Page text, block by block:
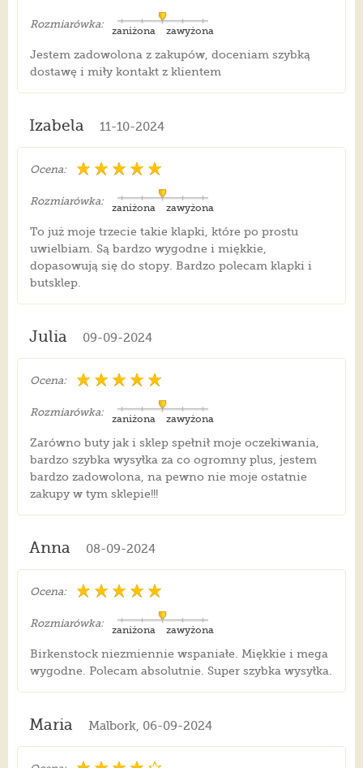
Rozmiarówka:
zawyżona
zaniżona
Jestem zadowolona z zakupów, doceniam szybką
dostawę i miły kontakt z klientem
Izabela 11-10-2024
Ocena:
Rozmiarówka:
zawyżona
zaniżona
To już moje trzecie takie klapki, które po prostu
uwielbiam. Są bardzo wygodne i miękkie,
dopasowują się do stopy. Bardzo polecam klapki i
butsklep.
Julia 09-09-2024
Ocena:
Rozmiarówka:
zawyżona
zaniżona
Zarówno buty jak i sklep spełnił moje oczekiwania,
bardzo szybka wysyłka za co ogromny plus, jestem
bardzo zadowolona, na pewno nie moje ostatnie
zakupy w tym sklepie!!!
Anna 08-09-2024
Ocena:
Rozmiarówka:
zawyżona
zaniżona
Birkenstock niezmiennie wspaniałe. Miękkie i mega
wygodne. Polecam absolutnie. Super szybka wysyłka.
Maria Malbork, 06-09-2024